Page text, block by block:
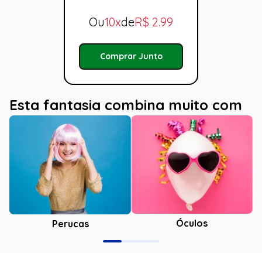
Ou10xdeR$ 2.99
Comprar Junto
Esta fantasia combina muito com
Perucas Óculos